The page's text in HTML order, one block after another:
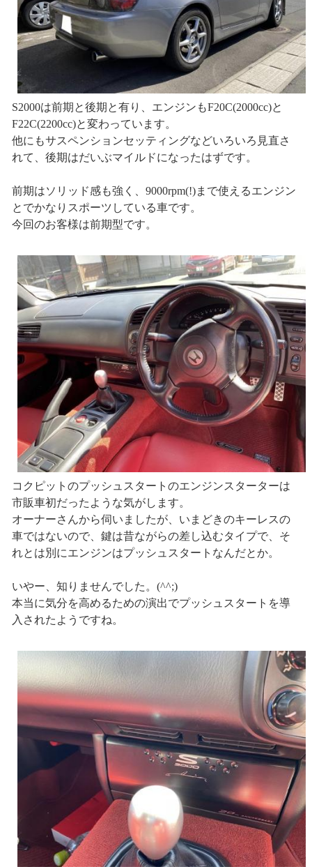
S2000は前期と後期と有り、エンジンもF20C(2000cc)と
F22C(2200cc)と変わっています。
他にもサスペンションセッティングなどいろいろ見直さ
れて、後期はだいぶマイルドになったはずです。
前期はソリッド感も強く、9000rpm(!)まで使えるエンジン
とでかなりスポーツしている車です。
今回のお客様は前期型です。
コクピットのプッシュスタートのエンジンスターターは
市販車初だったような気がします。
オーナーさんから伺いましたが、いまどきのキーレスの
車ではないので、鍵は昔ながらの差し込むタイプで、そ
れとは別にエンジンはプッシュスタートなんだとか。
いやー、知りませんでした。(^^;)
本当に気分を高めるための演出でプッシュスタートを導
入されたようですね。